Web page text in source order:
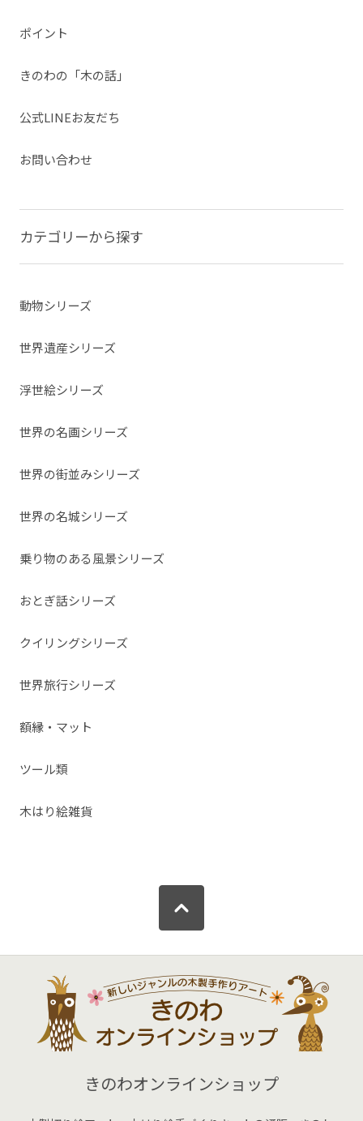
ポイント
きのわの「木の話」
公式LINEお友だち
お問い合わせ
カテゴリーから探す
動物シリーズ
世界遺産シリーズ
浮世絵シリーズ
世界の名画シリーズ
世界の街並みシリーズ
世界の名城シリーズ
乗り物のある風景シリーズ
おとぎ話シリーズ
クイリングシリーズ
世界旅行シリーズ
額縁・マット
ツール類
木はり絵雑貨
きのわオンラインショップ